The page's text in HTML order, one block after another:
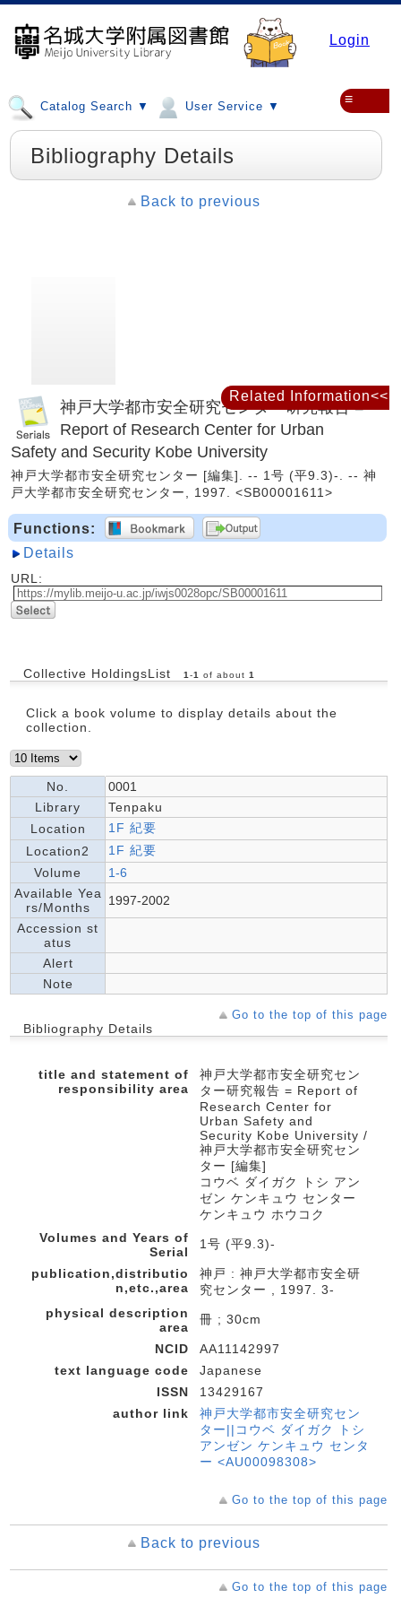
Login
Catalog Search ▼ User Service ▼ ≡
Bibliography Details
Back to previous
神戸大学都市安全研究センター研究報告 =
Report of Research Center for Urban
Safety and Security Kobe University
神戸大学都市安全研究センター [編集]. -- 1号 (平9.3)-. -- 神
戸大学都市安全研究センター, 1997. <SB00001611>
Functions:
Details
URL:
Collective HoldingsList 1 -1 of about 1
Click a book volume to display details about the
collection.
No.
0001
Library
Tenpaku
Location
1F 紀要
Location2
1F 紀要
Volume
1-6
Available Yea
rs/Months
1997-2002
Accession st
atus
Alert
Note
Go to the top of this page
Bibliography Details
title and statement of
responsibility area
神戸大学都市安全研究セン
ター研究報告 = Report of
Research Center for
Urban Safety and
Security Kobe University /
神戸大学都市安全研究セン
ター [編集]
コウベ ダイガク トシ アン
ゼン ケンキュウ センター
ケンキュウ ホウコク
Volumes and Years of
Serial
1号 (平9.3)-
publication,distributio
n,etc.,area
神戸 : 神戸大学都市安全研
究センター , 1997. 3-
physical description
area
冊 ; 30cm
NCID
AA11142997
text language code
Japanese
ISSN
13429167
author link
神戸大学都市安全研究セン
ター||コウベ ダイガク トシ
アンゼン ケンキュウ センタ
ー <AU00098308>
Go to the top of this page
Back to previous
Go to the top of this page
Related Information<<